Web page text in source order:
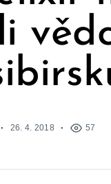
26. 4. 2018 57